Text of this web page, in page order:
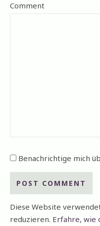
Comment
Benachrichtige mich
Diese Website
reduzieren. Erfahre, wie